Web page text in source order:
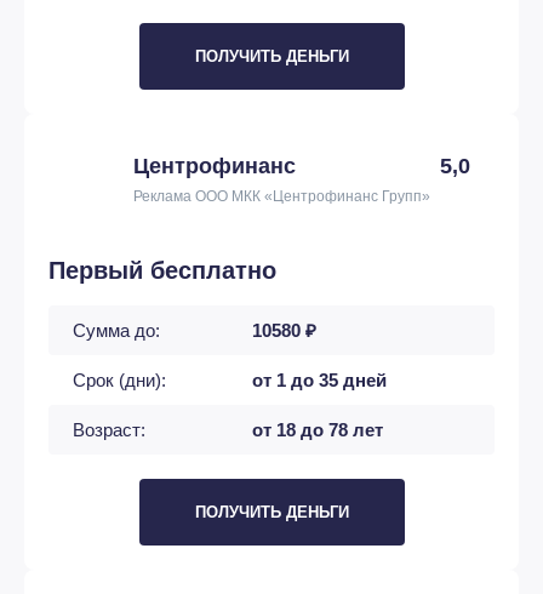
ПОЛУЧИТЬ ДЕНЬГИ
Центрофинанс 5,0
Реклама ООО МКК «Центрофинанс Групп»
Первый бесплатно
Сумма до: 10580 ₽
Срок (дни): от 1 до 35 дней
Возраст: от 18 до 78 лет
ПОЛУЧИТЬ ДЕНЬГИ